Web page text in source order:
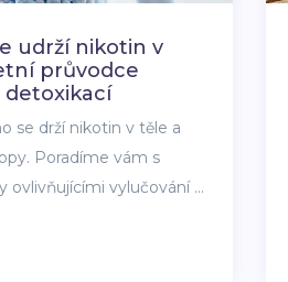
udrží nikotin v
průvodce
detoxikací
se drží nikotin v těle a
Poradíme vám s
ovlivňujícími vylučování a